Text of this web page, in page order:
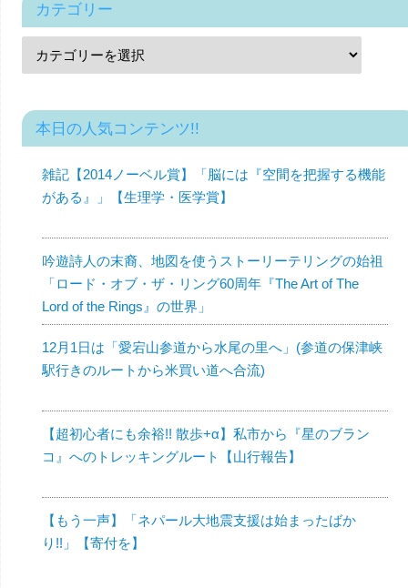
カテゴリー
本日の人気コンテンツ!!
雑記【2014ノーベル賞】「脳には『空間を把握する機能
がある』」【生理学・医学賞】
吟遊詩人の末裔、地図を使うストーリーテリングの始祖
「ロード・オブ・ザ・リング60周年『The Art of The
Lord of the Rings』の世界」
12月1日は「愛宕山参道から水尾の里へ」(参道の保津峡
駅行きのルートから米買い道へ合流)
【超初心者にも余裕!! 散歩+α】私市から『星のブラン
コ』へのトレッキングルート【山行報告】
【もう一声】「ネパール大地震支援は始まったばか
り!!」【寄付を】